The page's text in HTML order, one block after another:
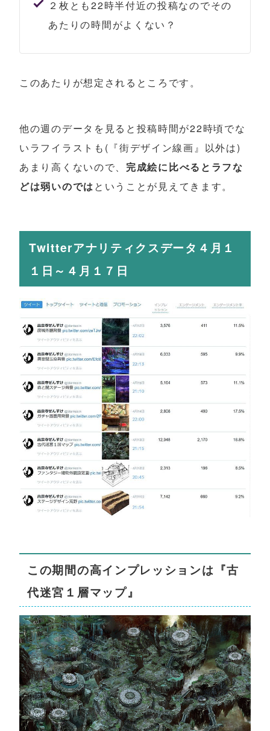
２枚とも22時半付近の投稿なのでその
あたりの時間がよくない？
このあたりが想定されるところです。
他の週のデータを見ると投稿時間が22時頃でな
いラフイラストも(『街デザイン線画』以外は)
あまり高くないので、 完成絵に比べるとラフな
どは弱いのではということが見えてきます。
Twitterアナリティクスデータ４月１
１日～４月１７日
この期間の高インプレッションは『古
代迷宮１層マップ』